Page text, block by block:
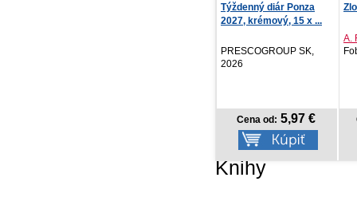
Zloději těl
Fobos, 2026
Cena od:14,06 €
Knihy